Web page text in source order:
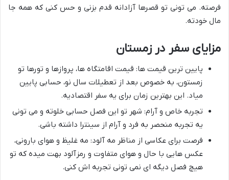
فرصته. می تونی تو قصرها آزادانه قدم بزنی و حس کنی که همه جا
مال خودته.
مزایای سفر در زمستان
پایین ترین قیمت ها: قیمت اقامتگاه ها، پروازها و تورها تو
زمستون، به خصوص بعد از تعطیلات سال نو، حسابی پایین
میاد. این بهترین زمان برای یه سفر اقتصادیه.
تجربه خاص و آرام: شهر تو این فصل حسابی خلوته و می تونی
یه تجربه منحصر به فرد و آرام از سینترا داشته باشی.
فرصت برای عکاسی از مناظر مه آلود: مه غلیظ و هوای بارونی،
عکس هایی با حال و هوای متفاوت و رمزآلود بهت میده که تو
هیچ فصل دیگه ای نمی تونی تجربه اش کنی.